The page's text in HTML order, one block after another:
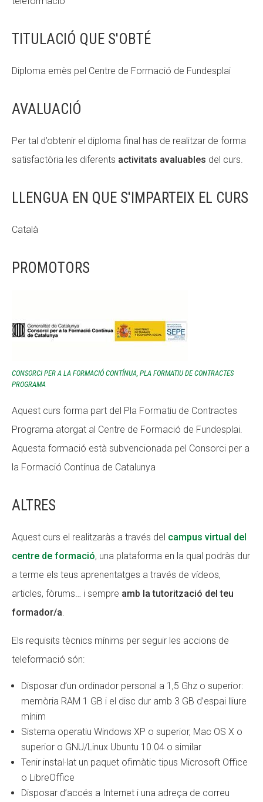
TITULACIÓ QUE S'OBTÉ
Diploma emès pel Centre de Formació de Fundesplai
AVALUACIÓ
Per tal d’obtenir el diploma final has de realitzar de forma
satisfactòria les diferents activitats avaluables del curs.
LLENGUA EN QUE S'IMPARTEIX EL CURS
Català
PROMOTORS
CONSORCI PER A LA FORMACIÓ CONTÍNUA, PLA FORMATIU DE CONTRACTES
PROGRAMA
Aquest curs forma part del Pla Formatiu de Contractes
Programa atorgat al Centre de Formació de Fundesplai.
Aquesta formació està subvencionada pel Consorci per a
la Formació Contínua de Catalunya
ALTRES
Aquest curs el realitzaràs a través del campus virtual del
centre de formació, una plataforma en la qual podràs dur
a terme els teus aprenentatges a través de vídeos,
articles, fòrums… i sempre amb la tutorització del teu
formador/a.
Els requisits tècnics mínims per seguir les accions de
teleformació són:
Disposar d’un ordinador personal a 1,5 Ghz o superior:
memòria RAM 1 GB i el disc dur amb 3 GB d’espai lliure
mínim
Sistema operatiu Windows XP o superior, Mac OS X o
superior o GNU/Linux Ubuntu 10.04 o similar
Tenir instal·lat un paquet ofimàtic tipus Microsoft Office
o LibreOffice
Disposar d’accés a Internet i una adreça de correu